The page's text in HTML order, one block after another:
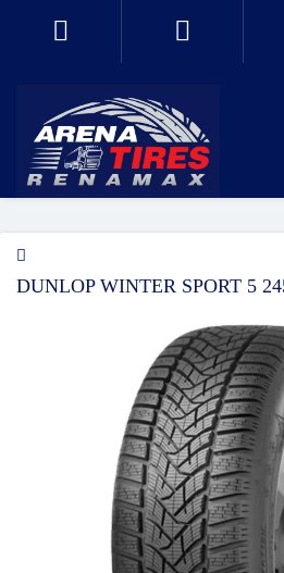
DUNLOP WINTER SPORT 5